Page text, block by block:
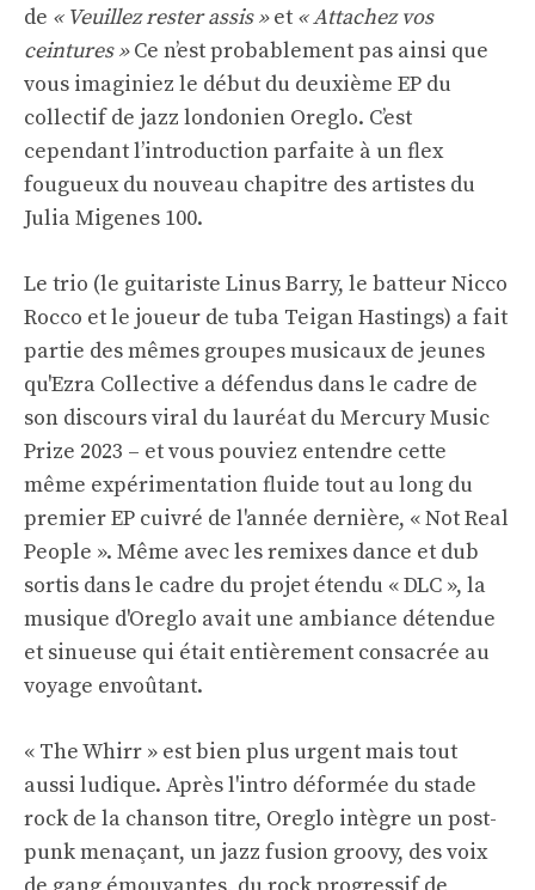
de « Veuillez rester assis »et « Attachez vos
ceintures »Ce n’est probablement pas ainsi que
vous imaginiez le début du deuxième EP du
collectif de jazz londonien Oreglo. C’est
cependant l’introduction parfaite à un flex
fougueux du nouveau chapitre des artistes du
Julia Migenes 100.
Le trio (le guitariste Linus Barry, le batteur Nicco
Rocco et le joueur de tuba Teigan Hastings) a fait
partie des mêmes groupes musicaux de jeunes
qu'Ezra Collective a défendus dans le cadre de
son discours viral du lauréat du Mercury Music
Prize 2023 – et vous pouviez entendre cette
même expérimentation fluide tout au long du
premier EP cuivré de l'année dernière, « Not Real
People ». Même avec les remixes dance et dub
sortis dans le cadre du projet étendu « DLC », la
musique d'Oreglo avait une ambiance détendue
et sinueuse qui était entièrement consacrée au
voyage envoûtant.
« The Whirr » est bien plus urgent mais tout
aussi ludique. Après l'intro déformée du stade
rock de la chanson titre, Oreglo intègre un post-
punk menaçant, un jazz fusion groovy, des voix